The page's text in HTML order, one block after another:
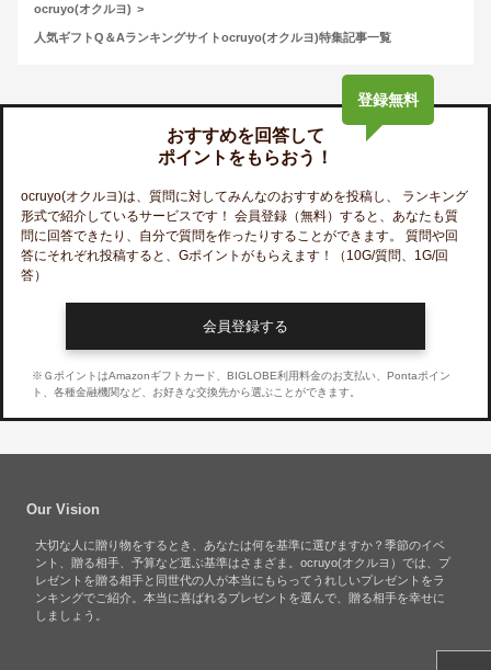
ocruyo(オクルヨ)
人気ギフトQ＆Aランキングサイトocruyo(オクルヨ)特集記事一覧
登録無料
おすすめを回答して
ポイントをもらおう！
ocruyo(オクルヨ)は、質問に対してみんなのおすすめを投稿し、 ランキング
形式で紹介しているサービスです！ 会員登録（無料）すると、あなたも質
問に回答できたり、自分で質問を作ったりすることができます。 質問や回
答にそれぞれ投稿すると、Gポイントがもらえます！
（10G/質問、1G/回
答）
会員登録する
※ＧポイントはAmazonギフトカード、BIGLOBE利用料金のお支払い、Pontaポイン
ト、各種金融機関など、お好きな交換先から選ぶことができます。
Our Vision
大切な人に贈り物をするとき、あなたは何を基準に選びますか？季節のイベ
ント、贈る相手、予算など選ぶ基準はさまざま。ocruyo(オクルヨ）では、プ
レゼントを贈る相手と同世代の人が本当にもらってうれしいプレゼントをラ
ンキングでご紹介。本当に喜ばれるプレゼントを選んで、贈る相手を幸せに
しましょう。